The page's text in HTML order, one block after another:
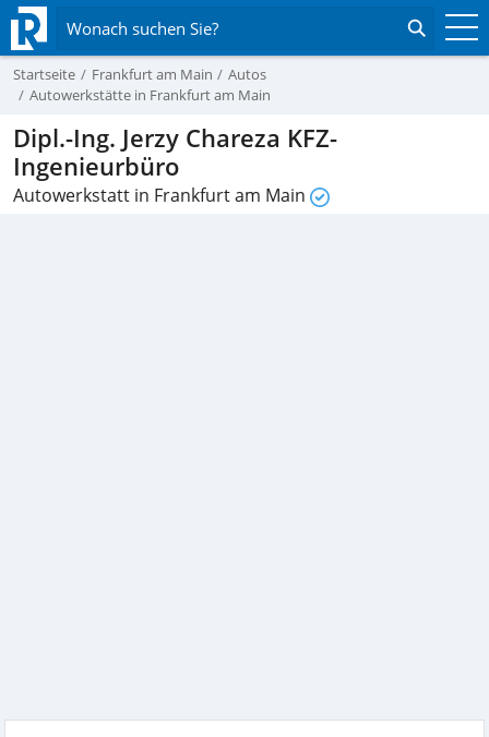
Wonach suchen Sie?
Startseite Frankfurt am Main
Autos
Autowerkstätte in Frankfurt am Main
Dipl.-Ing. Jerzy Chareza KFZ-
Ingenieurbüro
Autowerkstatt in Frankfurt am Main